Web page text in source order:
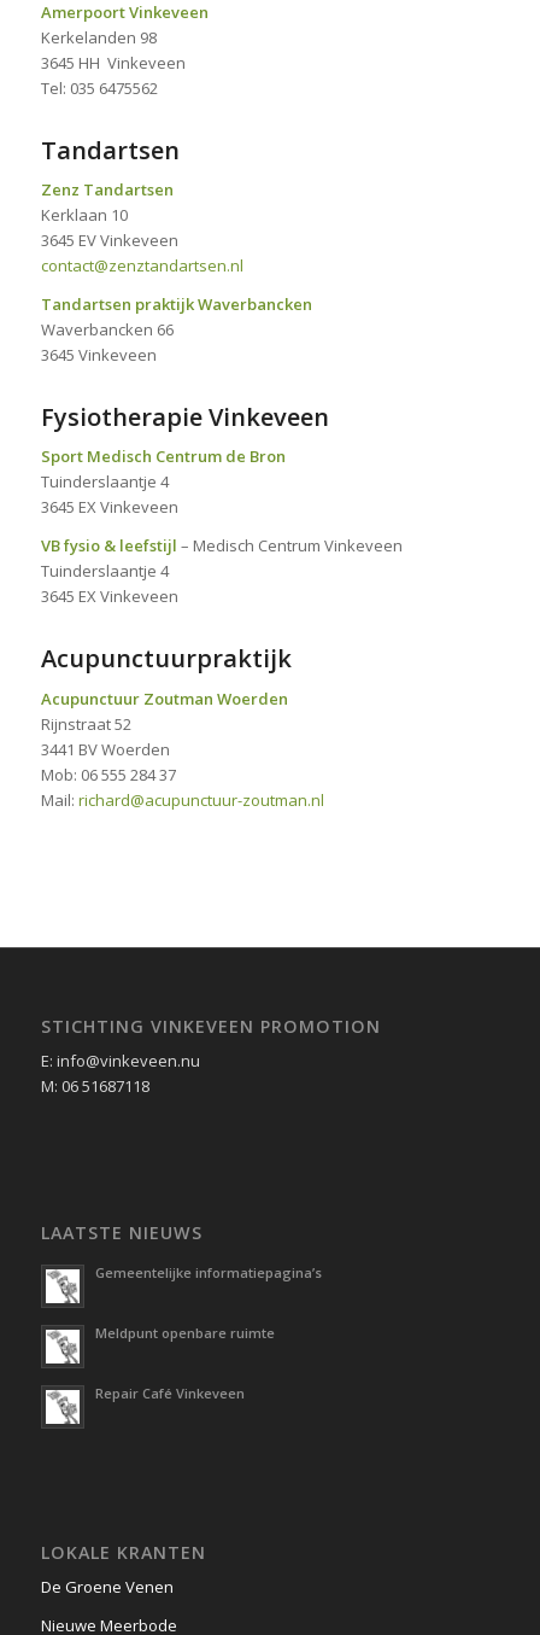
Amerpoort Vinkeveen
Kerkelanden 98
3645 HH Vinkeveen
Tel: 035 6475562
Tandartsen
Zenz Tandartsen
Kerklaan 10
3645 EV Vinkeveen
contact@zenztandartsen.nl
Tandartsen praktijk Waverbancken
Waverbancken 66
3645 Vinkeveen
Fysiotherapie Vinkeveen
Sport Medisch Centrum de Bron
Tuinderslaantje 4
3645 EX Vinkeveen
VB fysio & leefstijl – Medisch Centrum Vinkeveen
Tuinderslaantje 4
3645 EX Vinkeveen
Acupunctuurpraktijk
Acupunctuur Zoutman Woerden
Rijnstraat 52
3441 BV Woerden
Mob: 06 555 284 37
Mail: richard@acupunctuur-zoutman.nl
STICHTING VINKEVEEN PROMOTION
E: info@vinkeveen.nu
M: 06 51687118
LAATSTE NIEUWS
Gemeentelijke informatiepagina’s
Meldpunt openbare ruimte
Repair Café Vinkeveen
LOKALE KRANTEN
De Groene Venen
Nieuwe Meerbode